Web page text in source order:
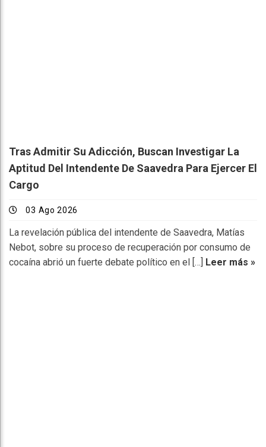
Tras Admitir Su Adicción, Buscan Investigar La
Aptitud Del Intendente De Saavedra Para Ejercer El
Cargo
03 Ago 2026
La revelación pública del intendente de Saavedra, Matías
Nebot, sobre su proceso de recuperación por consumo de
cocaína abrió un fuerte debate político en el […]
Leer más »